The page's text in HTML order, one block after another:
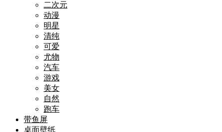
二次元
动漫
明星
清纯
可爱
尤物
汽车
游戏
美女
自然
跑车
带鱼屏
桌面壁纸